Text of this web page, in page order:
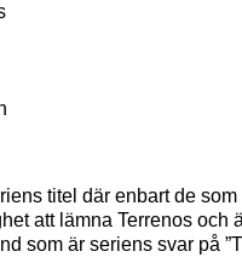
titel där enbart de som
att lämna Terrenos och
som är seriens svar på